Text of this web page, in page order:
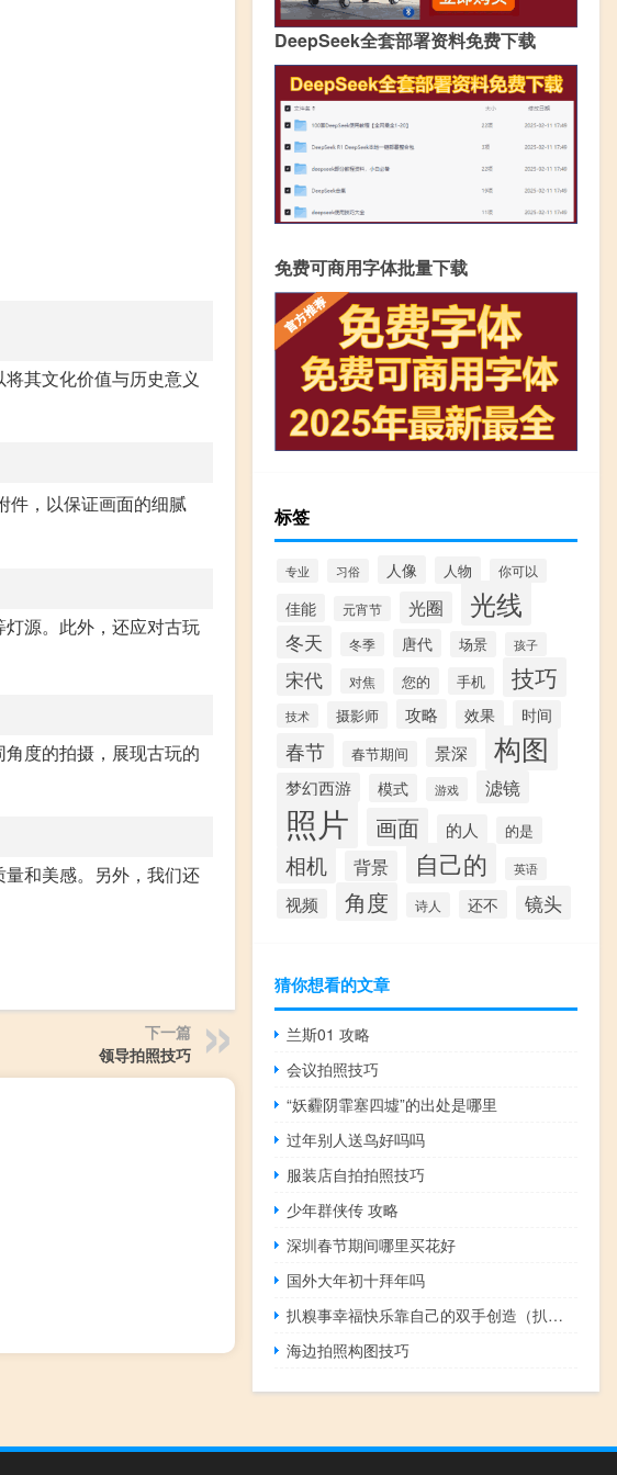
其文化价值与历史意义
件，以保证画面的细腻
源。此外，还应对古玩
度的拍摄，展现古玩的
和美感。另外，我们还
下一篇
领导拍照技巧
DeepSeek全套部署资料免费下载
免费可商用字体批量下载
标签
专业 习俗 人像 人物 你可以
佳能 元宵节 光圈 光线
冬天 冬季 唐代 场景 孩子
宋代 对焦 您的 手机 技巧
技术 摄影师 攻略 效果 时间
春节 春节期间 景深 构图
梦幻西游 模式 游戏 滤镜
照片 画面 的人 的是
相机 背景 自己的 英语
视频 角度 诗人 还不 镜头
猜你想看的文章
兰斯01 攻略
会议拍照技巧
“妖霾阴霏塞四墟”的出处是哪里
过年别人送鸟好吗吗
服装店自拍拍照技巧
少年群侠传 攻略
深圳春节期间哪里买花好
国外大年初十拜年吗
扒糗事幸福快乐靠自己的双手创造（扒糗事）
海边拍照构图技巧